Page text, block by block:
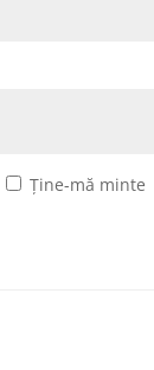
Ține-mă minte